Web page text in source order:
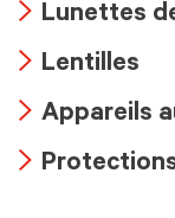
icon
icon
Lunettes
icon
Lentilles
icon
Appareils